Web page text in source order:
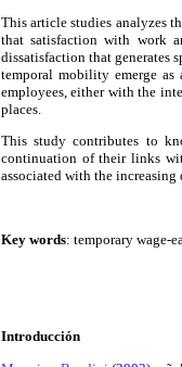
This article studies analyzes
that satisfaction with work
dissatisfaction that generates
temporal mobility emerge as
employees, either with the
places.
This study contributes to
continuation of their links
associated with the
Key words: temporary wage-
Introducción